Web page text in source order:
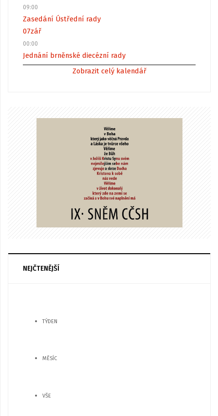
09:00
Zasedání Ústřední rady
07zář
00:00
Jednání brněnské diecézní rady
Zobrazit celý kalendář
NEJČTENĚJŠÍ
TÝDEN
MĚSÍC
VŠE